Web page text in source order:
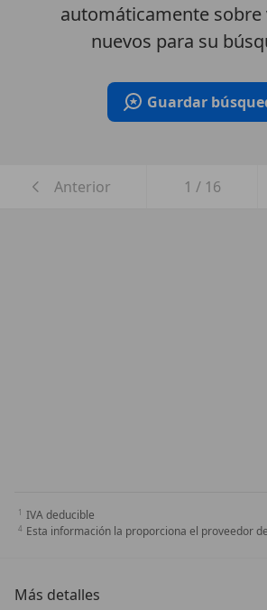
automáticamente sobre
nuevos para su
Guardar
Anterior 1 / 16
IVA deducible
Esta información la proporciona el proveedor
Más detalles